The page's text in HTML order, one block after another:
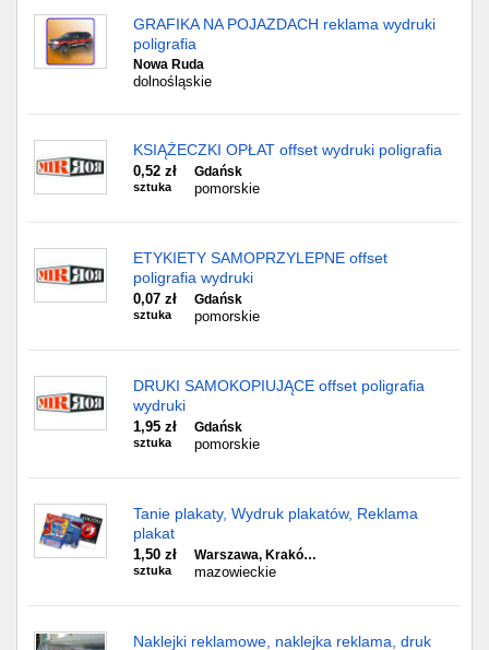
GRAFIKA NA POJAZDACH reklama wydruki
poligrafia
Nowa Ruda
dolnośląskie
KSIĄŻECZKI OPŁAT offset wydruki poligrafia
0,52 zł
sztuka
Gdańsk
pomorskie
ETYKIETY SAMOPRZYLEPNE offset
poligrafia wydruki
0,07 zł
sztuka
Gdańsk
pomorskie
DRUKI SAMOKOPIUJĄCE offset poligrafia
wydruki
1,95 zł
sztuka
Gdańsk
pomorskie
Tanie plakaty, Wydruk plakatów, Reklama
plakat
1,50 zł
sztuka
Warszawa, Krakó…
mazowieckie
Naklejki reklamowe, naklejka reklama, druk